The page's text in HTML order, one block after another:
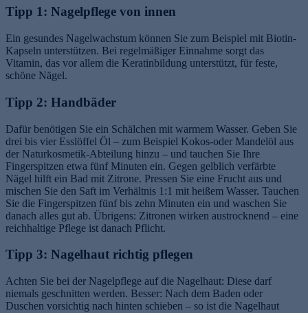
Tipp 1: Nagelpflege von innen
Ein gesundes Nagelwachstum können Sie zum Beispiel mit Biotin-
Kapseln unterstützen. Bei regelmäßiger Einnahme sorgt das
Vitamin, das vor allem die Keratinbildung unterstützt, für feste,
schöne Nägel.
Tipp 2: Handbäder
Dafür benötigen Sie ein Schälchen mit warmem Wasser. Geben Sie
drei bis vier Esslöffel Öl – zum Beispiel Kokos-oder Mandelöl aus
der Naturkosmetik-Abteilung hinzu – und tauchen Sie Ihre
Fingerspitzen etwa fünf Minuten ein. Gegen gelblich verfärbte
Nägel hilft ein Bad mit Zitrone. Pressen Sie eine Frucht aus und
mischen Sie den Saft im Verhältnis 1:1 mit heißem Wasser. Tauchen
Sie die Fingerspitzen fünf bis zehn Minuten ein und waschen Sie
danach alles gut ab. Übrigens: Zitronen wirken austrocknend – eine
reichhaltige Pflege ist danach Pflicht.
Tipp 3: Nagelhaut richtig pflegen
Achten Sie bei der Nagelpflege auf die Nagelhaut: Diese darf
niemals geschnitten werden. Besser: Nach dem Baden oder
Duschen vorsichtig nach hinten schieben – so ist die Nagelhaut